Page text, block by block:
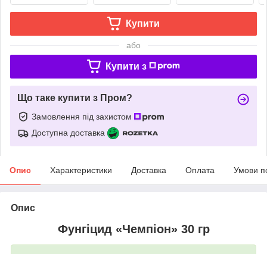
Купити
або
Купити з
Що таке купити з Пром?
Замовлення під захистом
Доступна доставка
Опис Характеристики Доставка Оплата Умови
Опис
Фунгіцид «Чемпіон» 30 гр